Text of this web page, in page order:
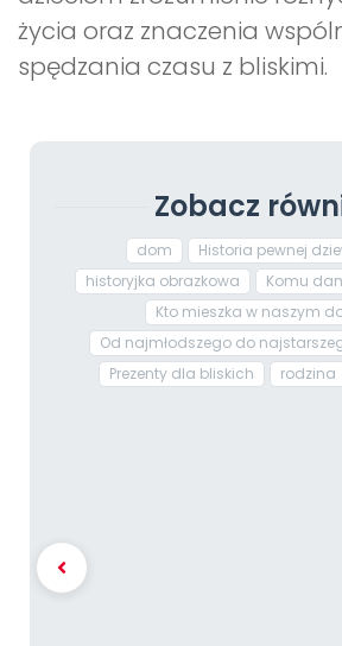
życia oraz znaczenia
spędzania czasu z bliskimi.
Zobacz
dom
Historia pewnej
historyjka obrazkowa
Komu
Kto mieszka w naszym
Od najmłodszego do
Prezenty dla bliskich
rodzina